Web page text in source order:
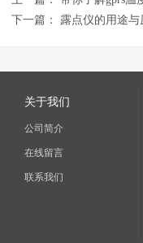
下一篇： 露点仪的用途与
关于我们
公司简介
在线留言
联系我们